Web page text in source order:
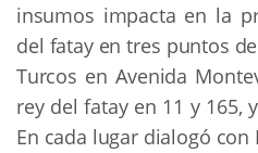
insumos impacta en la
del fatay en tres puntos
Turcos en Avenida
rey del fatay en 11 y 165,
En cada lugar dialogó con